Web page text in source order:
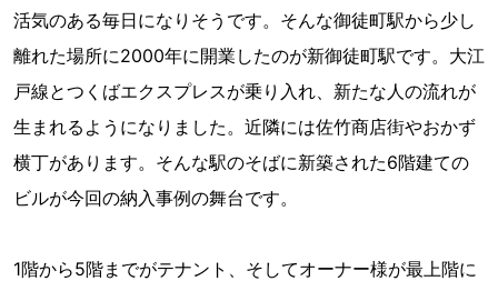
活気のある毎日になりそうです。そんな御徒町駅から少し
離れた場所に2000年に開業したのが新御徒町駅です。大江
戸線とつくばエクスプレスが乗り入れ、新たな人の流れが
生まれるようになりました。近隣には佐竹商店街やおかず
横丁があります。そんな駅のそばに新築された6階建ての
ビルが今回の納入事例の舞台です。
1階から5階までがテナント、そしてオーナー様が最上階に